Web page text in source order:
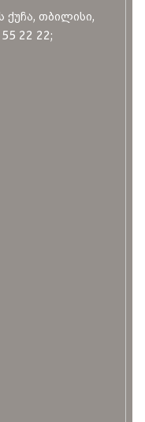
ქუჩა, თბილისი,
22 22;